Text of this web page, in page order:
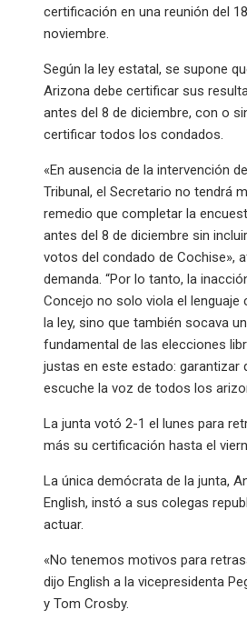
certificación en una reunión del
noviembre.
Según la ley estatal, se supone
Arizona debe certificar sus
antes del 8 de diciembre, con o
certificar todos los condados.
«En ausencia de la intervención
Tribunal, el Secretario no tendrá
remedio que completar la
antes del 8 de diciembre sin
votos del condado de Cochise»,
demanda. “Por lo tanto, la
Concejo no solo viola el lenguaje
la ley, sino que también socava
fundamental de las elecciones
justas en este estado: garantizar
escuche la voz de todos los
La junta votó 2-1 el lunes para
más su certificación hasta el
La única demócrata de la junta,
English, instó a sus colegas
actuar.
«No tenemos motivos para
dijo English a la vicepresidenta
y Tom Crosby.